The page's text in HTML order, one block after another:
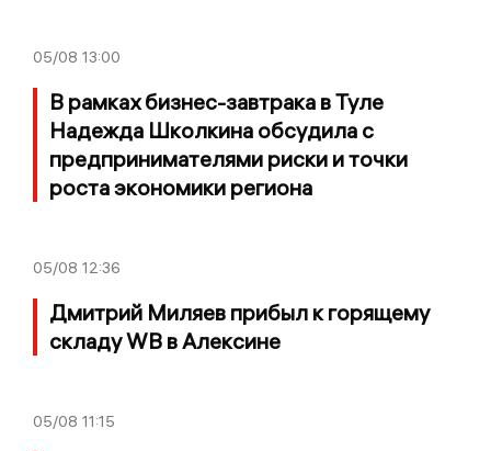
05/08 13:00
В рамках бизнес-завтрака в Туле
Надежда Школкина обсудила с
предпринимателями риски и точки
роста экономики региона
05/08 12:36
Дмитрий Миляев прибыл к горящему
складу WB в Алексине
05/08 11:15